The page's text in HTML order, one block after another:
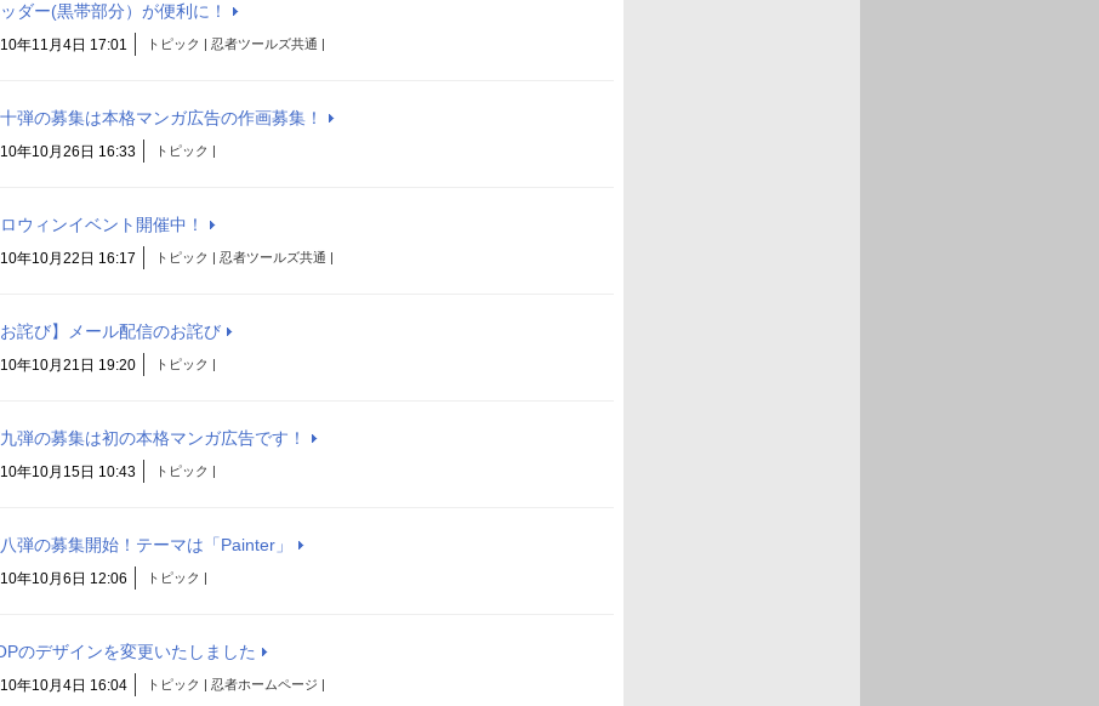
ダー(黒帯部分）が便利に！
年11月4日 17:01 トピック | 忍者ツールズ共通 |
弾の募集は本格マンガ広告の作画募集！
年10月26日 16:33 トピック |
ウィンイベント開催中！
年10月22日 16:17 トピック | 忍者ツールズ共通 |
お詫び】メール配信のお詫び
年10月21日 19:20 トピック |
弾の募集は初の本格マンガ広告です！
年10月15日 10:43 トピック |
弾の募集開始！テーマは「Painter」
年10月6日 12:06 トピック |
のデザインを変更いたしました
年10月4日 16:04 トピック | 忍者ホームページ |